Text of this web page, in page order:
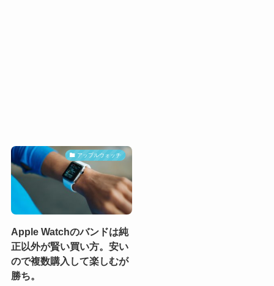
アップルウォッチ
Apple Watchのバンドは純
正以外が賢い買い方。安い
ので複数購入して楽しむが
勝ち。